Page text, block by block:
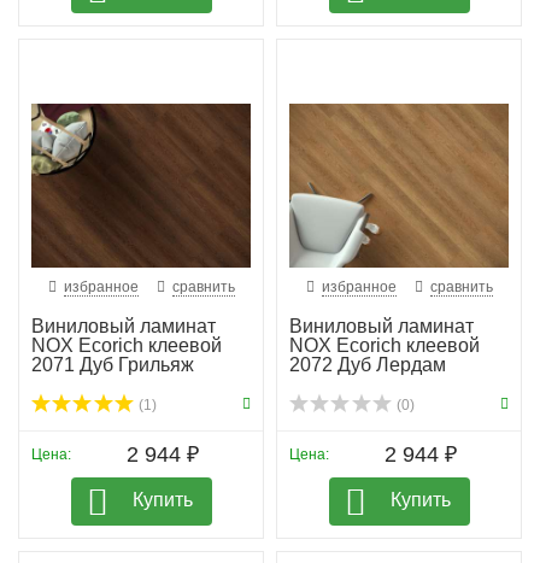
избранное сравнить
Виниловый ламинат
NOX Ecorich клеевой
2071 Дуб Грильяж
(1)
Цена: 2 944 ₽
Купить
избранное сравнить
Виниловый ламинат
NOX Ecorich клеевой
2072 Дуб Лердам
(0)
Цена: 2 944 ₽
Купить